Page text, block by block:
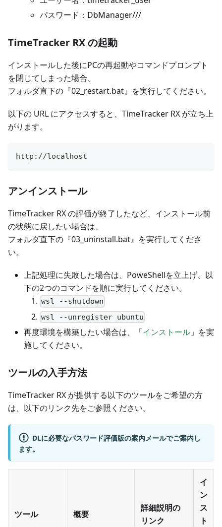
パスワード：DbManager///
TimeTracker RX の起動
インストールした後にPCの再起動やコマンドプロンプト
を閉じてしまった場合、
フォルダ直下の『02_restart.bat』を実行してください。
以下の URL にアクセスすると、TimeTracker RX が立ち上
がります。
http://localhost
アンインストール
TimeTracker RX の評価が終了したなど、インストール前
の状態に戻したい場合は、
フォルダ直下の『03_uninstall.bat』を実行してくださ
い。
上記処理に失敗した場合は、PoweShellを立上げ、以
下の2つのコマンドを順に実行してください。
wsl --shutdown
wsl --unregister ubuntu
再度環境を構築したい場合は、「インストール 」を実
施してください。
ツールの入手方法
TimeTracker RX が提供する以下のツールをご希望の方
は、以下のリンク先をご参照ください。
DLに必要なパスワード評価版の案内メールでご案内し
ます。
ツール 概要
詳細説明の
リンク
イ
ン
ス
ト